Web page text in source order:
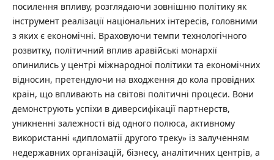
посилення впливу, розглядаючи зовнішню політику як
інструмент реалізації національних інтересів, головними
з яких є економічні. Враховуючи темпи технологічного
розвитку, політичний вплив аравійські монархії
опинились у центрі міжнародної політики та економічних
відносин, претендуючи на входження до кола провідних
країн, що впливають на світові політичні процеси. Вони
демонструють успіхи в диверсифікації партнерств,
уникненні залежності від одного полюса, активному
використанні «дипломатії другого треку» із залученням
недержавних організацій, бізнесу, аналітичних центрів, а